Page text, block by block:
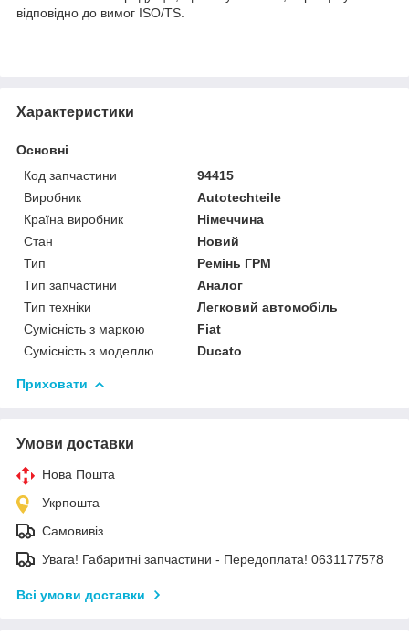
відповідно до вимог ISO/TS.
Характеристики
Основні
Код запчастини
94415
Виробник
Autotechteile
Країна виробник
Німеччина
Стан
Новий
Тип
Ремінь ГРМ
Тип запчастини
Аналог
Тип техніки
Легковий автомобіль
Сумісність з маркою
Fiat
Сумісність з моделлю
Ducato
Приховати
Умови доставки
Нова Пошта
Укрпошта
Самовивіз
Увага! Габаритні запчастини - Передоплата! 0631177578
Всі умови доставки